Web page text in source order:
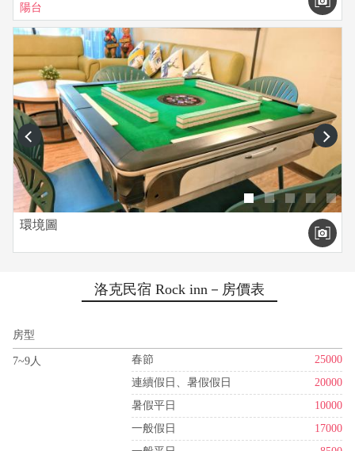
陽台
prev next
環境圖
洛克民宿 Rock inn－房價表
房型
7~9人 春節
25000
連續假日、暑假假日
20000
暑假平日
10000
一般假日
17000